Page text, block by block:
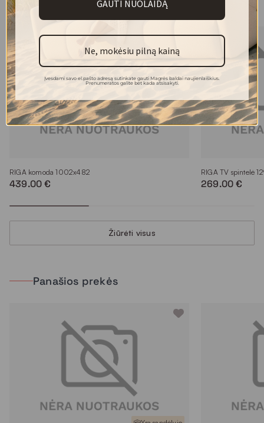
Kolekcijos modeliai
RIGA komoda 1002x482
439.00 €
RIGA TV spintelė
269.00 €
Žiūrėti visus
Panašios prekės
GAUTI NUOLAIDĄ
Ne, mokėsiu pilną kainą
Įvesdami savo el.pašto adresą sutinkate gauti Magrės baldai naujienlaiškius.
Prenumeratos galite bet kada atsisakyti.